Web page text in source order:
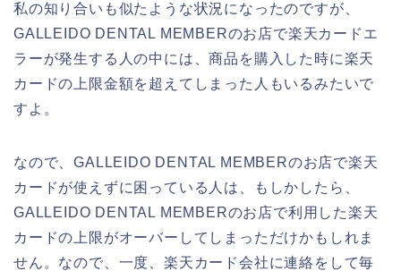
私の知り合いも似たような状況になったのですが、
GALLEIDO DENTAL MEMBERのお店で楽天カードエ
ラーが発生する人の中には、商品を購入した時に楽天
カードの上限金額を超えてしまった人もいるみたいで
すよ。
なので、GALLEIDO DENTAL MEMBERのお店で楽天
カードが使えずに困っている人は、もしかしたら、
GALLEIDO DENTAL MEMBERのお店で利用した楽天
カードの上限がオーバーしてしまっただけかもしれま
せん。なので、一度、楽天カード会社に連絡をして毎